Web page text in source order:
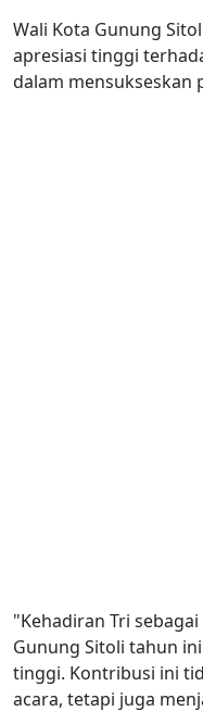
Wali Kota Gunung
apresiasi tinggi
dalam mensukseskan
"Kehadiran Tri
Gunung Sitoli tahun
tinggi. Kontribusi ini
acara, tetapi juga